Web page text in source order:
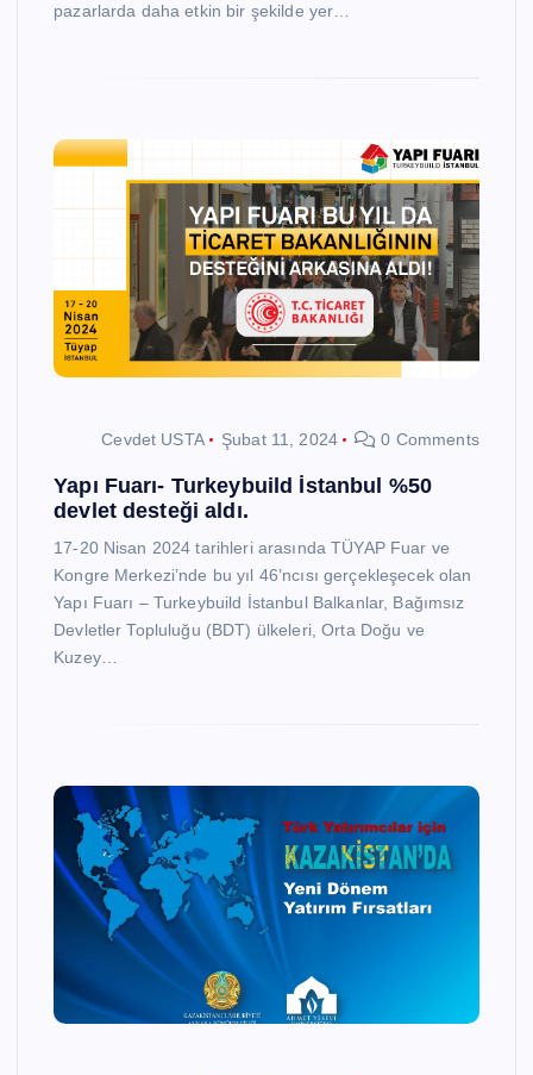
pazarlarda daha etkin bir şekilde yer…
Cevdet USTA Şubat 11, 2024 0 Comments
Yapı Fuarı- Turkeybuild İstanbul %50
devlet desteği aldı.
17-20 Nisan 2024 tarihleri arasında TÜYAP Fuar ve
Kongre Merkezi’nde bu yıl 46’ncısı gerçekleşecek olan
Yapı Fuarı – Turkeybuild İstanbul Balkanlar, Bağımsız
Devletler Topluluğu (BDT) ülkeleri, Orta Doğu ve
Kuzey…